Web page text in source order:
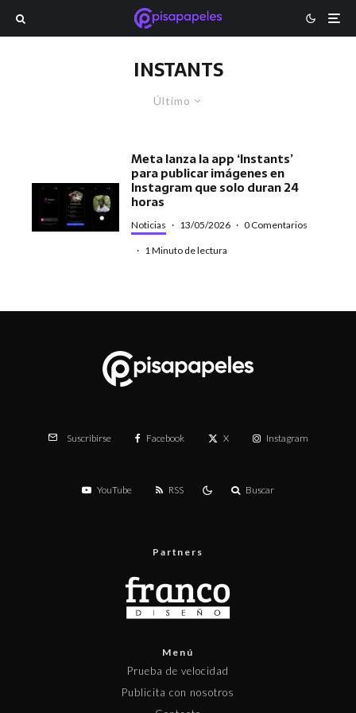
INSTANTS
Último
Meta lanza la app ‘Instants’
para publicar imágenes en
Instagram que solo duran 24
horas
Noticias · 13/05/2026 · 0 Comentarios
· 1 Minuto de lectura
Suscribirse Facebook X Instagram
YouTube RSS Buscar
Partners
Menú
Prueba de velocidad
Publicita con nosotros